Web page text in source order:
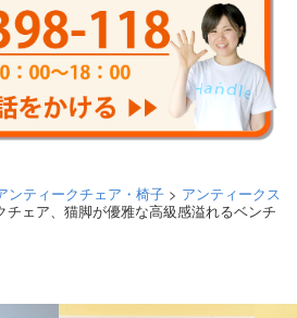
ンティークチェア・椅子 > アンティークス
チェア、猫脚が優雅な高級感溢れるベンチ